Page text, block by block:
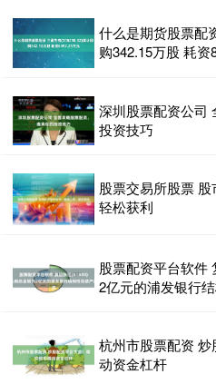
什么是期货股票配
购342.15万股 耗资
深圳股票配资公司
投资技巧
股票交易所股票 股
轻松获利
股票配资平台软件
2亿元的浦发银行
杭州市股票配资
动资金杠杆